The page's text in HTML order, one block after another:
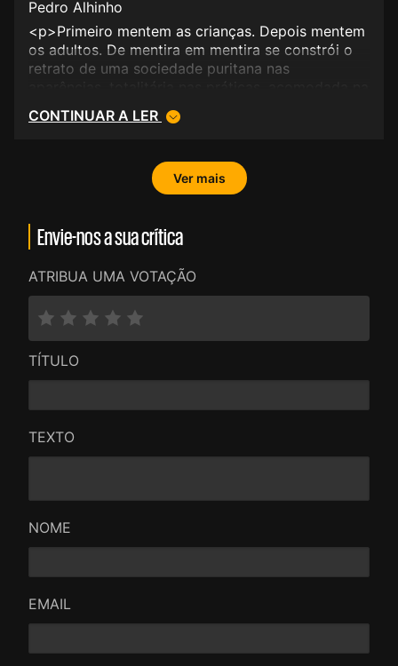
melhor.</p>
Pedro Alhinho
<p>Primeiro mentem as crianças. Depois mentem
os adultos. De mentira em mentira se constrói o
retrato de uma sociedade puritana nas
realidade. Uma história de presunções e de
preconceitos que não anda longe da pratica
perturbam as praticas da psicologia e do
judiciário. A ver. Por quem tiver estômago e
dedos de testa.</p>
CONTINUAR A LER
Ver mais
Envie-nos a sua crítica
ATRIBUA UMA VOTAÇÃO
TÍTULO
TEXTO
NOME
EMAIL